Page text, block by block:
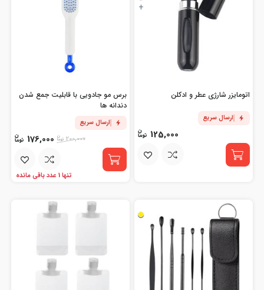
+
اتومایزر شارژی عطر و ادکلن
ارسال سریع
125,000
برس مو جادویی با قابلیت جمع شدن
دندانه ها
ارسال سریع
200,000
176,000
تنها 1 عدد باقی مانده